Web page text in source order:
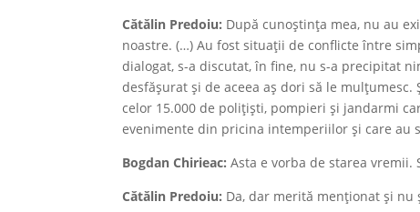
Cătălin Predoiu: După cunoștința mea, nu au
noastre. (…) Au fost situații de conflicte între
dialogat, s-a discutat, în fine, nu s-a precipitat
desfășurat și de aceea aș dori să le
celor 15.000 de polițiști, pompieri și jandarmi
evenimente din pricina intemperiilor și care au
Bogdan Chirieac:Asta e vorba de starea
Cătălin Predoiu: Da, dar merită menţionat şi